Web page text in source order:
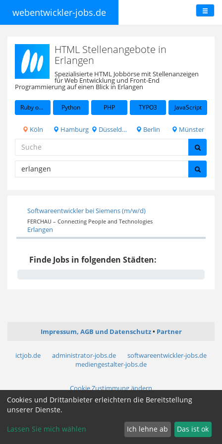
webentwickler-jobs.de
HTML Stellenangebote in
Erlangen
Spezialisierte HTML Jobbörse mit Stellenanzeigen
für Web Entwicklung und Front-End
Programmierung auf einen Blick in Erlangen
Ruby on Rails Python PHP TYPO3 JavaScript
Köln Hamburg Düsseldorf Berlin Münster
Softwareentwickler bei Siemens (m/w/d)
FERCHAU – Connecting People and Technologies
Erlangen
Finde Jobs in folgenden Städten:
Impressum, AGB und Datenschutz Partner
ictjob.de administrator-jobs.de
softwareentwickler-jobs.de
mediengestalter-jobs.de
Cookie Zustimmung ändern
Cookies und Drittanbieter erleichtern die Bereitstellung
unserer Dienste.
Lassen Sie mich wählen Ich lehne ab Das ist ok